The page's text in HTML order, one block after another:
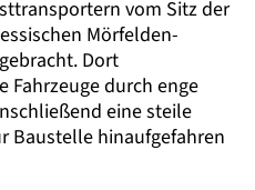
vom Sitz der
Mörfelden-
Dort
Fahrzeuge durch enge
eine steile
Baustelle hinaufgefahren